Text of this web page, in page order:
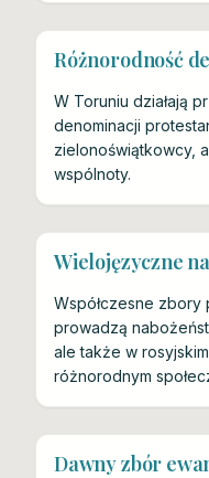
Różnorodność
W Toruniu działają
denominacji
zielonoświątkowcy,
wspólnoty.
Wielojęzyczne
Współczesne zbory
prowadzą
ale także w
różnorodnym
Dawny zbór